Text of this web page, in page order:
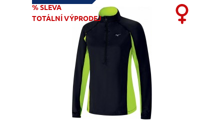
% SLEVA
TOTÁLNÍ VÝPRODEJ